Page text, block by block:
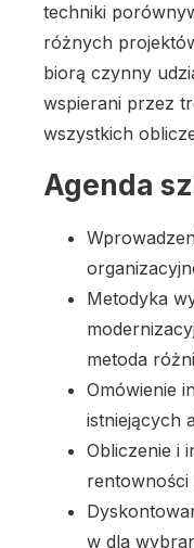
techniki
różnych
biorą czynny
wspierani przez
wszystkich
Agenda
Metodyka
metoda
Omówienie
istniejących
Obliczenie i
rentowności
w dla